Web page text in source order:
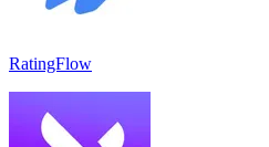
RatingFlow